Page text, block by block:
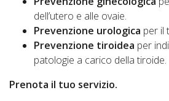
dell’utero e alle ovaie.
Prevenzione urologica per il
Prevenzione tiroidea per
patologie a carico della tiroide.
Prenota il tuo servizio.